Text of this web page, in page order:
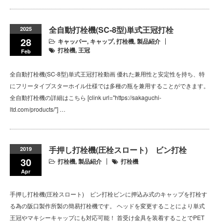
2025
28
Feb
全自動打栓機(SC-8型)単式王冠打栓
キャッパー, キャップ,打栓機,製品紹介
打栓機,王冠
全自動打栓機(SC-8型)単式王冠打栓動画 優れた兼用性と安定性を持ち、特
にフリータイプスターホイル仕様では多種の瓶を兼用することができます。
全自動打栓機の詳細はこちら [clink url="https://sakaguchi-
ltd.com/products/"] …
2019
30
Apr
手押し打栓機(圧栓スロート) ビン打栓
打栓機,製品紹介 打栓機
手押し打栓機(圧栓スロート) ビン打栓ビンに押込み式のキャップを打栓す
る為の阪口製作所製の簡易打栓機です。 ヘッドを変更することにより単式
王冠やマキシーキャップにも対応可能！ 首受け金具を装着することでPET